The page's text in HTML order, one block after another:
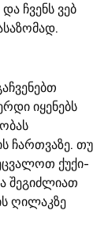
ჩვენს ვებ
იყენებს
ჩართვაზე. თუ
ქუქი-
შეგიძლიათ
ღილაკზე